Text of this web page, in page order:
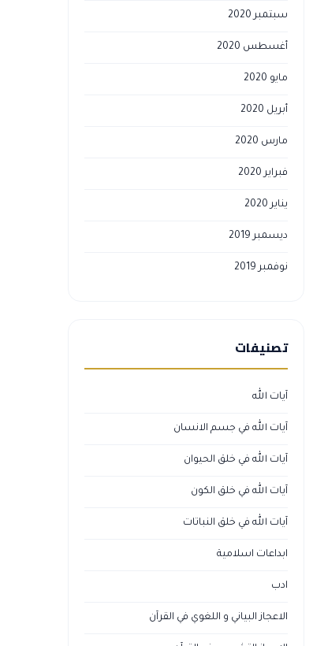
سبتمبر 2020
أغسطس 2020
مايو 2020
أبريل 2020
مارس 2020
فبراير 2020
يناير 2020
ديسمبر 2019
نوفمبر 2019
تصنيفات
آيات الله
آيات الله في جسم الانسان
آيات الله في خلق الحيوان
آيات الله في خلق الكون
آيات الله في خلق النباتات
ابداعات اسلامية
ادب
الاعجاز البياني و اللغوي في القرآن